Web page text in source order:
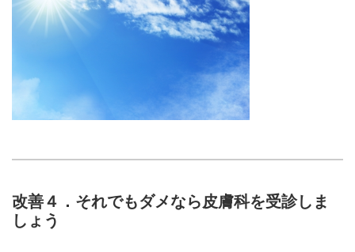
改善４．それでもダメなら皮膚科を受診しま
しょう